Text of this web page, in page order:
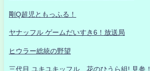
剛Q超児ともっふる！
ヤナッフル ゲームだいすき6！放送局
ヒウラー総統の野望
三代目 ユキユキッフル 花のひうら組! 見参！